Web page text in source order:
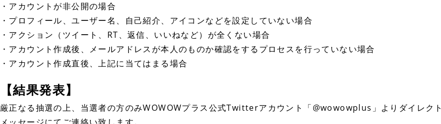
・アカウントが非公開の場合
・プロフィール、ユーザー名、自己紹介、アイコンなどを設定していない場合
・アクション（ツイート、RT、返信、いいねなど）が全くない場合
・アカウント作成後、メールアドレスが本人のものか確認をするプロセスを行っていない場合
・アカウント作成直後、上記に当てはまる場合
【結果発表】
厳正なる抽選の上、当選者の方のみWOWOWプラス公式Twitterアカウント「@wowowplus」よりダイレクト